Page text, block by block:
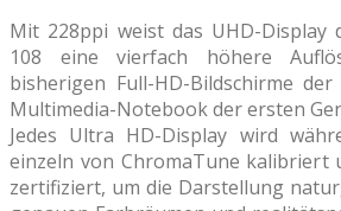
Mit 228ppi weist das UHD-Display
108 eine vierfach höhere
bisherigen Full-HD-Bildschirme
Multimedia-Notebook der ersten
Jedes Ultra HD-Display wird
einzeln von ChromaTune kalibriert
zertifiziert, um die Darstellung